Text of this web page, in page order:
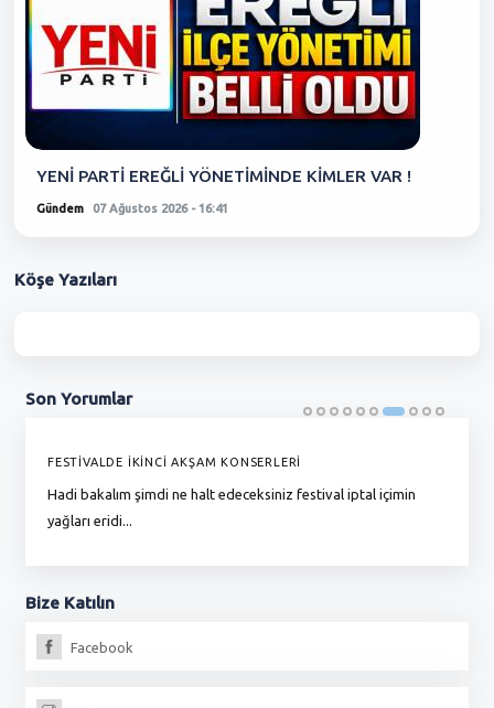
YENİ PARTİ EREĞLİ YÖNETİMİNDE KİMLER VAR !
Gündem 07 Ağustos 2026 - 16:41
Köşe Yazıları
Son Yorumlar
FESTİVALDE İKİNCİ AKŞAM KONSERLERİ
Hadi bakalım şimdi ne halt edeceksiniz festival iptal içimin
yağları eridi...
Bize Katılın
Facebook